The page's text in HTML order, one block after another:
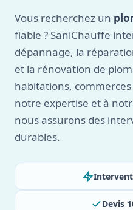
Vous recherchez un
fiable ? SaniChauffe
dépannage, la
et la rénovation de
habitations,
notre expertise et à
nous assurons des
durables.
Devis